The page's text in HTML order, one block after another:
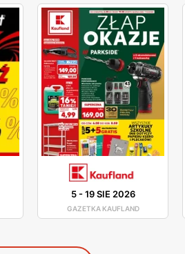
5-19 SIE 2026
GAZETKA KAUFLAND